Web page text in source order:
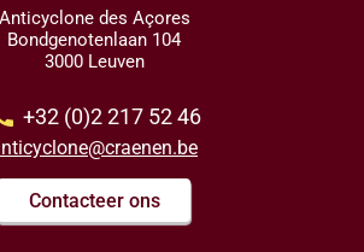
Anticyclone des Açores
Bondgenotenlaan 104
3000 Leuven
+32 (0)2 217 52 46
Contacteer ons